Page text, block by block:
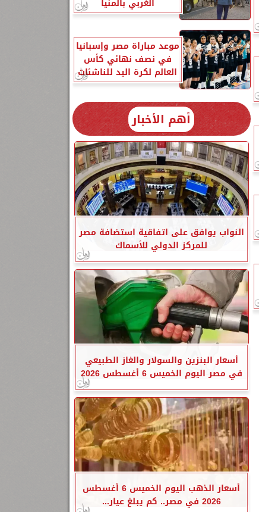
الغربي بالمنيا
موعد مباراة مصر وإسبانيا
في نصف نهائي كأس
العالم لكرة اليد للناشئات
أهم الأخبار
النواب يوافق على اتفاقية استضافة مصر
للمركز الدولي للأسماك
أسعار البنزين والسولار والغاز الطبيعي
في مصر اليوم الخميس 6 أغسطس 2026
أسعار الذهب اليوم الخميس 6 أغسطس
2026 في مصر.. كم يبلغ عيار...